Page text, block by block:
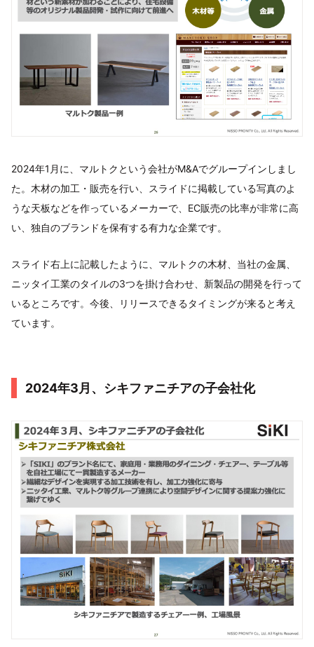
2024年1月に、マルトクという会社がM&Aでグループインしまし
た。木材の加工・販売を行い、スライドに掲載している写真のよ
うな天板などを作っているメーカーで、EC販売の比率が非常に高
い、独自のブランドを保有する有力な企業です。
スライド右上に記載したように、マルトクの木材、当社の金属、
ニッタイ工業のタイルの3つを掛け合わせ、新製品の開発を行って
いるところです。今後、リリースできるタイミングが来ると考え
ています。
2024年3月、シキファニチアの子会社化